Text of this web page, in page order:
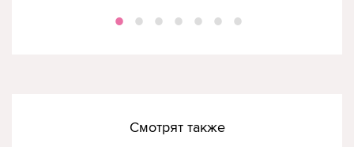
Смотрят также